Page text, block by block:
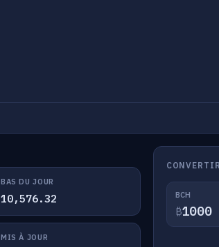
BAS DU JOUR
10,576.32
MIS À JOUR
BCH
₿